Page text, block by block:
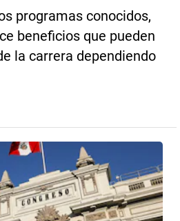
programas conocidos,
beneficios que pueden
la carrera dependiendo